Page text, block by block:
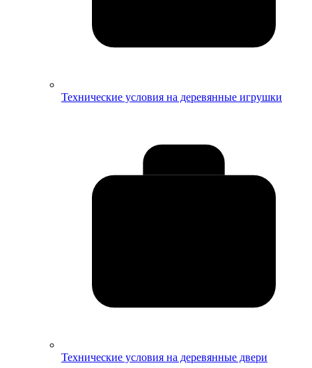
Технические условия на деревянные игрушки
Технические условия на деревянные двери